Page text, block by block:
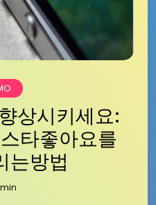
상시키세요:
타좋아요를
는방법